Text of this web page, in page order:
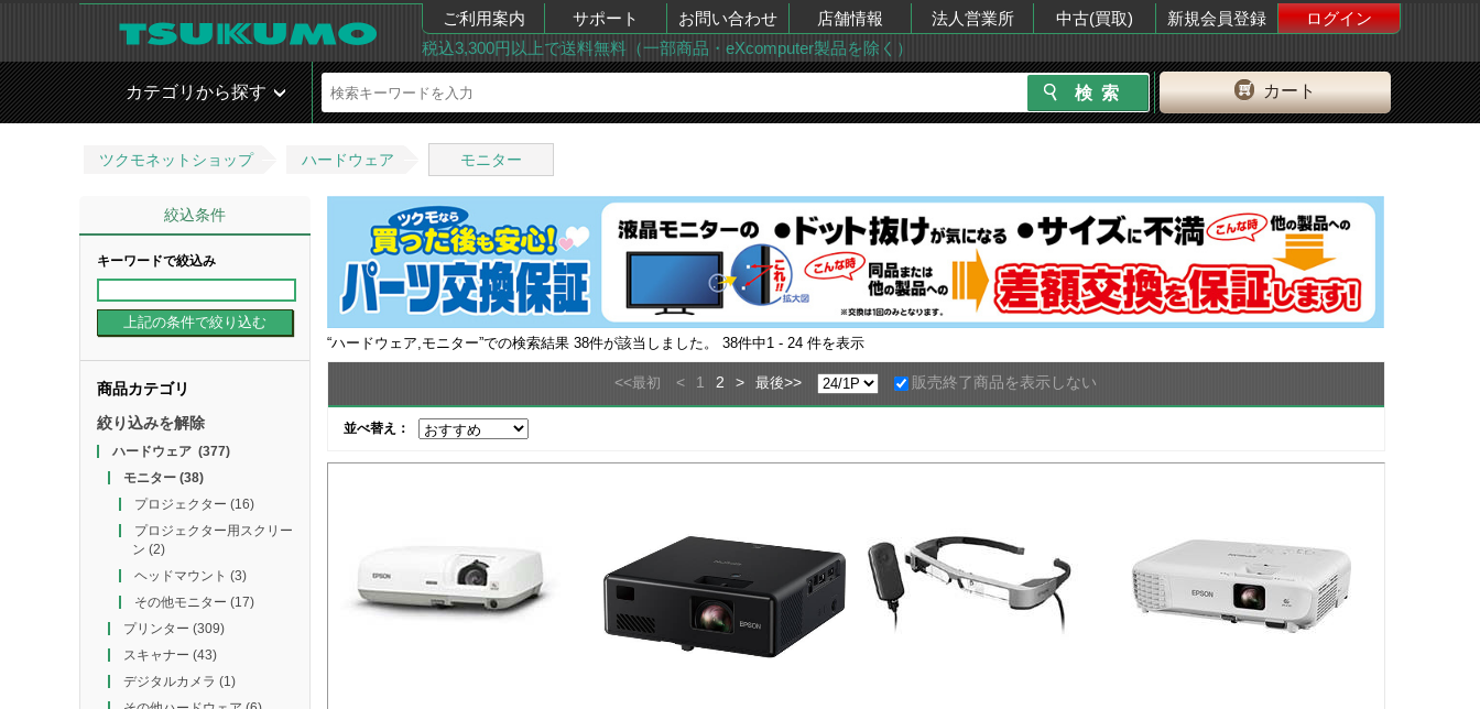
ご利用案内 サポート お問い合わせ 店舗情報 法人営業所 中古(買取) 新規会員登録
ログイン
税込3,300円以上で送料無料（一部商品・eXcomputer製品を除く）
カート
カテゴリから探す
ツクモネットショップ ハードウェア モニター
絞込条件
キーワードで絞込み
商品カテゴリ
絞り込みを解除
ハードウェア(377)
モニター(38)
プロジェクター (16)
プロジェクター用スクリー
ン (2)
ヘッドマウント (3)
その他モニター (17)
プリンター (309)
スキャナー (43)
デジタルカメラ (1)
“ハードウェア,モニター”での検索結果 38件が該当しました。 38件中1 - 24 件を表示
<<最初 < 1 2 > 最後>> 販売終了商品を表示しない
並べ替え：